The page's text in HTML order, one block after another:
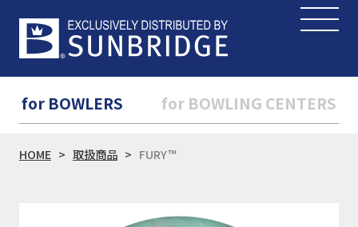
for BOWLERS for BOWLING CENTERS
HOME 取扱商品 FURY™